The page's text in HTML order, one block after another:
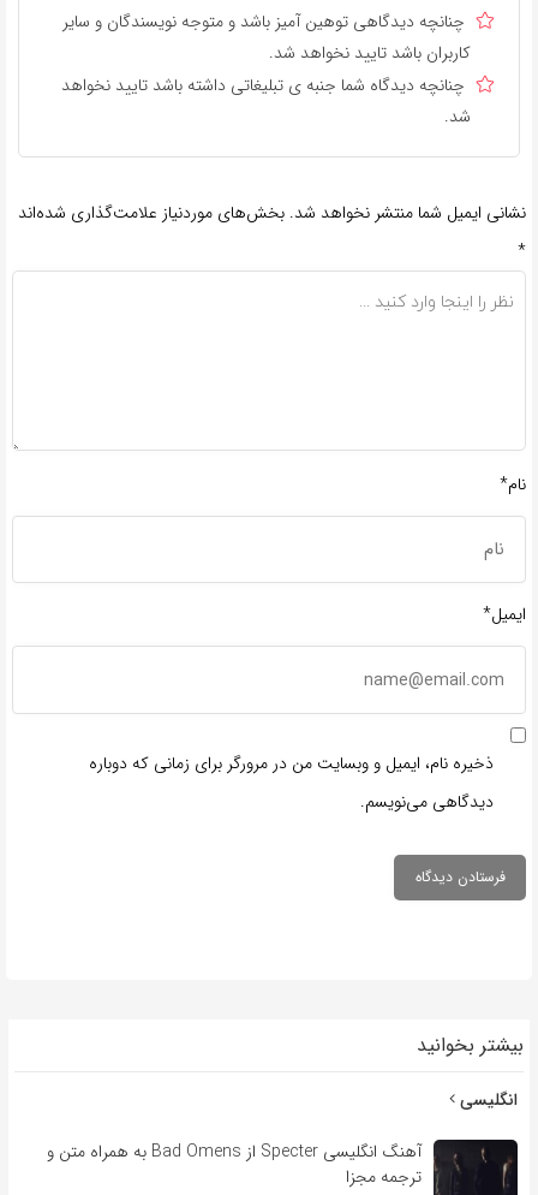
چنانچه دیدگاهی توهین آمیز باشد و متوجه نویسندگان و سایر
کاربران باشد تایید نخواهد شد.
چنانچه دیدگاه شما جنبه ی تبلیغاتی داشته باشد تایید نخواهد
شد.
نشانی ایمیل شما منتشر نخواهد شد. بخش‌های موردنیاز علامت‌گذاری شده‌اند
*
نام*
ایمیل*
ذخیره نام، ایمیل و وبسایت من در مرورگر برای زمانی که دوباره
دیدگاهی می‌نویسم.
بیشتر بخوانید
انگلیسی
آهنگ انگلیسی Specter از Bad Omens به همراه متن و
ترجمه مجزا